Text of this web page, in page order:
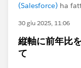
(Salesforce) ha
30 giu 2025, 11:06
縦軸に前年比
て